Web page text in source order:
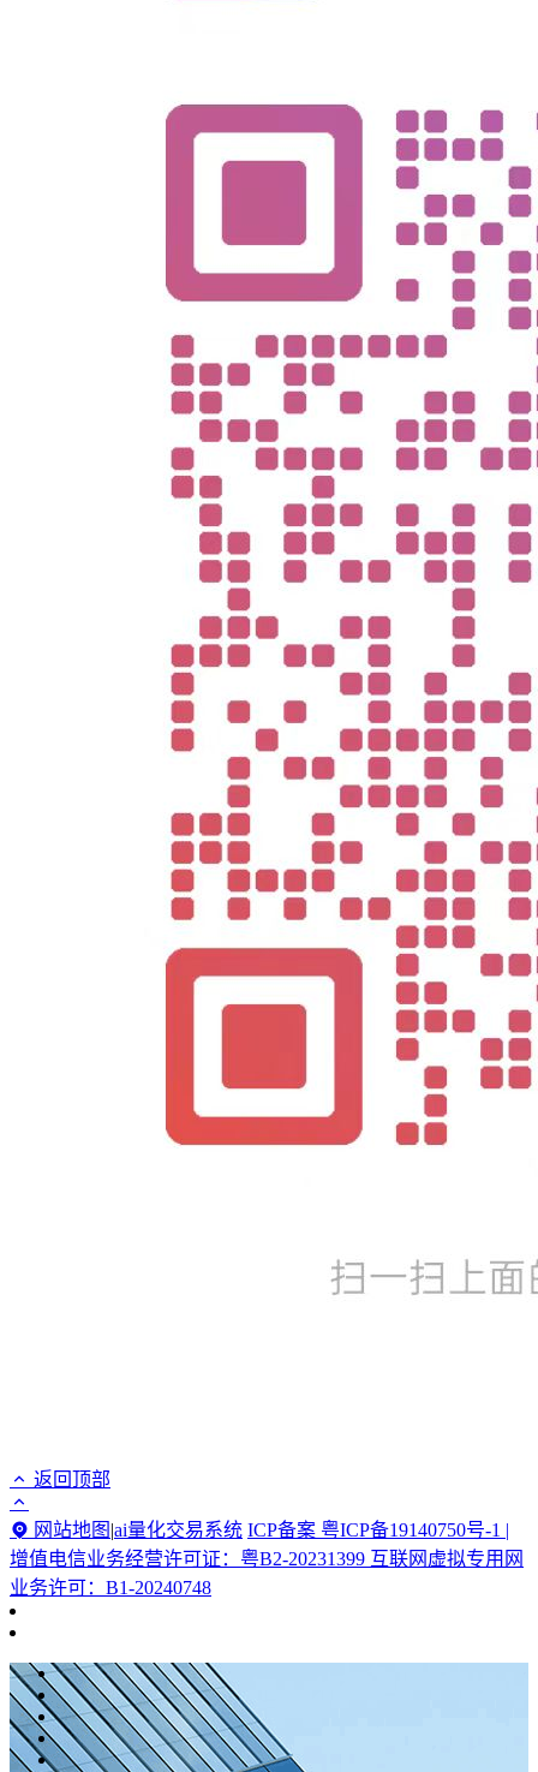
返回顶部
网站地图 |ai量化交易系统 ICP备案 粤ICP备19140750号-1 |
增值电信业务经营许可证：粤B2-20231399 互联网虚拟专用网
业务许可：B1-20240748